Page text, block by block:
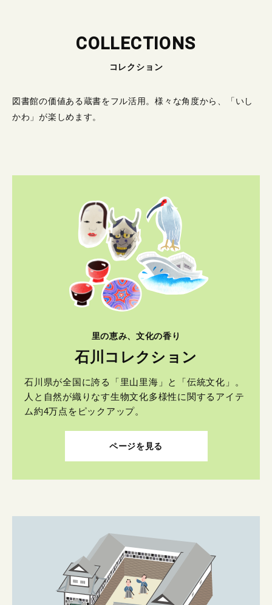
COLLECTIONS
コレクション
図書館の価値ある蔵書をフル活用。様々な角度から、「いし
かわ」が楽しめます。
里の恵み、文化の香り
石川コレクション
石川県が全国に誇る「里山里海」と「伝統文化」。
人と自然が織りなす生物文化多様性に関するアイテ
ム約4万点をピックアップ。
ページを見る